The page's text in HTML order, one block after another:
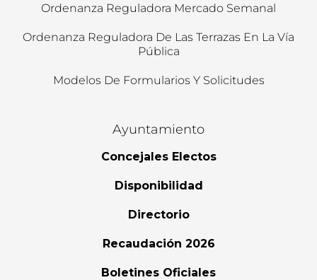
Ordenanza Reguladora Mercado Semanal
Ordenanza Reguladora De Las Terrazas En La Vía
Pública
Modelos De Formularios Y Solicitudes
Ayuntamiento
Concejales Electos
Disponibilidad
Directorio
Recaudación 2026
Boletines Oficiales